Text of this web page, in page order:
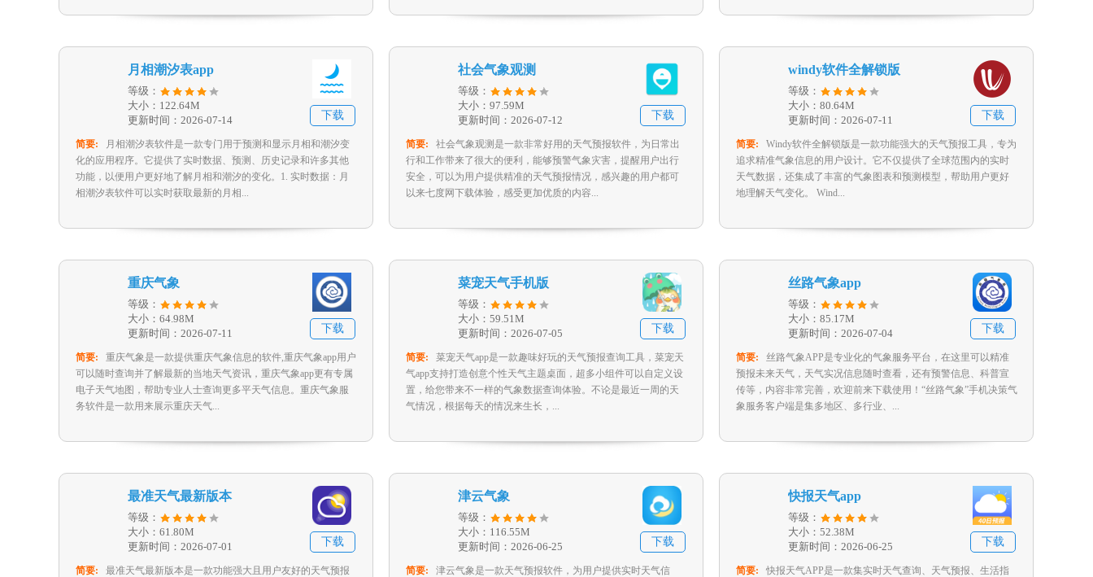
月相潮汐表app
等级：
大小：122.64M
更新时间：2026-07-14
下载
简要:
月相潮汐表软件是一款专门用于预测和显示月相和潮汐变
化的应用程序。它提供了实时数据、预测、历史记录和许多其他
功能，以便用户更好地了解月相和潮汐的变化。1. 实时数据：月
相潮汐表软件可以实时获取最新的月相...
社会气象观测
等级：
大小：97.59M
更新时间：2026-07-12
下载
简要:
社会气象观测是一款非常好用的天气预报软件，为日常出
行和工作带来了很大的便利，能够预警气象灾害，提醒用户出行
安全，可以为用户提供精准的天气预报情况，感兴趣的用户都可
以来七度网下载体验，感受更加优质的内容...
windy软件全解锁版
等级：
大小：80.64M
更新时间：2026-07-11
下载
简要:
Windy软件全解锁版是一款功能强大的天气预报工具，专为
追求精准气象信息的用户设计。它不仅提供了全球范围内的实时
天气数据，还集成了丰富的气象图表和预测模型，帮助用户更好
地理解天气变化。 Wind...
重庆气象
等级：
大小：64.98M
更新时间：2026-07-11
下载
简要:
重庆气象是一款提供重庆气象信息的软件,重庆气象app用户
可以随时查询并了解最新的当地天气资讯，重庆气象app更有专属
电子天气地图，帮助专业人士查询更多平天气信息。重庆气象服
务软件是一款用来展示重庆天气...
菜宠天气手机版
等级：
大小：59.51M
更新时间：2026-07-05
下载
简要:
菜宠天气app是一款趣味好玩的天气预报查询工具，菜宠天
气app支持打造创意个性天气主题桌面，超多小组件可以自定义设
置，给您带来不一样的气象数据查询体验。不论是最近一周的天
气情况，根据每天的情况来生长，...
丝路气象app
等级：
大小：85.17M
更新时间：2026-07-04
下载
简要:
丝路气象APP是专业化的气象服务平台，在这里可以精准
预报未来天气，天气实况信息随时查看，还有预警信息、科普宣
传等，内容非常完善，欢迎前来下载使用！“丝路气象”手机决策气
象服务客户端是集多地区、多行业、...
最准天气最新版本
等级：
大小：61.80M
更新时间：2026-07-01
下载
简要:
最准天气最新版本是一款功能强大且用户友好的天气预报
津云气象
等级：
大小：116.55M
更新时间：2026-06-25
下载
简要:
津云气象是一款天气预报软件，为用户提供实时天气信
快报天气app
等级：
大小：52.38M
更新时间：2026-06-25
下载
简要:
快报天气APP是一款集实时天气查询、天气预报、生活指